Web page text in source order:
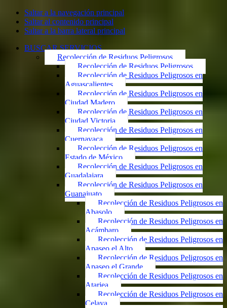
Saltar a la navegación principal
Saltar al contenido principal
Saltar a la barra lateral principal
BUSCAR SERVICIOS
Recolección de Residuos Peligrosos
Recolección de Residuos Peligrosos
Recolección de Residuos Peligrosos en
Aguascalientes
Recolección de Residuos Peligrosos en
Ciudad Madero
Recolección de Residuos Peligrosos en
Ciudad Victoria
Recolección de Residuos Peligrosos en
Cuernavaca
Recolección de Residuos Peligrosos en
Estado de México
Recolección de Residuos Peligrosos en
Guadalajara
Recolección de Residuos Peligrosos en
Guanajuato
Recolección de Residuos Peligrosos en
Abasolo
Recolección de Residuos Peligrosos en
Acámbaro
Recolección de Residuos Peligrosos en
Apaseo el Alto
Recolección de Residuos Peligrosos en
Apaseo el Grande
Recolección de Residuos Peligrosos en
Atarjea
Recolección de Residuos Peligrosos en
Celaya